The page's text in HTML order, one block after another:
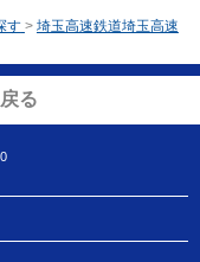
す > 埼玉高速鉄道埼玉高速
る